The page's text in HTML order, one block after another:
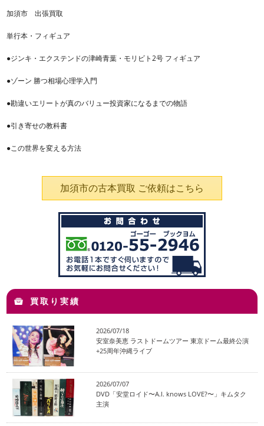
加須市 出張買取
単行本・フィギュア
●ジンキ・エクステンドの津崎青葉・モリビト2号 フィギュア
●ゾーン 勝つ相場心理学入門
●勘違いエリートが真のバリュー投資家になるまでの物語
●引き寄せの教科書
●この世界を変える方法
加須市の古本買取 ご依頼はこちら
買取り実績
2026/07/18
安室奈美恵 ラストドームツアー 東京ドーム最終公演
+25周年沖縄ライブ
2026/07/07
DVD「安堂ロイド〜A.I. knows LOVE?〜」キムタク
主演